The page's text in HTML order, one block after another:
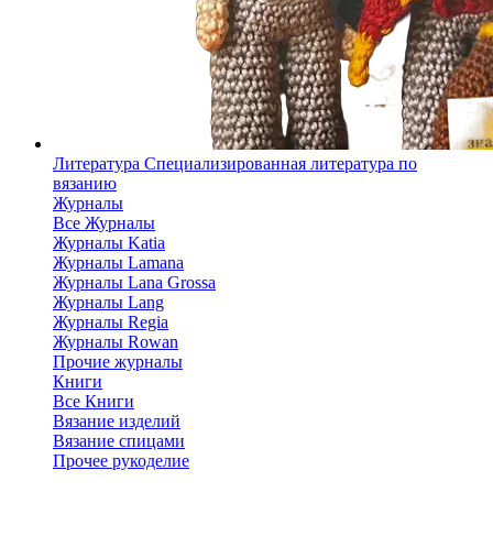
Литература Специализированная литература по
вязанию
Журналы
Все Журналы
Журналы Katia
Журналы Lamana
Журналы Lana Grossa
Журналы Lang
Журналы Regia
Журналы Rowan
Прочие журналы
Книги
Все Книги
Вязание изделий
Вязание спицами
Прочее рукоделие